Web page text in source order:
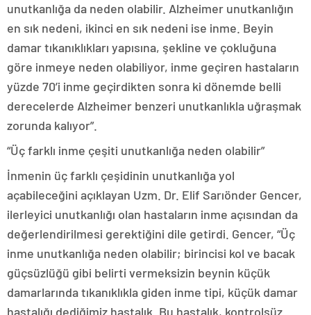
unutkanlığa da neden olabilir. Alzheimer unutkanlığın
en sık nedeni, ikinci en sık nedeni ise inme. Beyin
damar tıkanıklıkları yapısına, şekline ve çokluğuna
göre inmeye neden olabiliyor, inme geçiren hastaların
yüzde 70’i inme geçirdikten sonra ki dönemde belli
derecelerde Alzheimer benzeri unutkanlıkla uğraşmak
zorunda kalıyor”.
“Üç farklı inme çeşiti unutkanlığa neden olabilir”
İnmenin üç farklı çeşidinin unutkanlığa yol
açabileceğini açıklayan Uzm. Dr. Elif Sarıönder Gencer,
ilerleyici unutkanlığı olan hastaların inme açısından da
değerlendirilmesi gerektiğini dile getirdi. Gencer, “Üç
inme unutkanlığa neden olabilir; birincisi kol ve bacak
güçsüzlüğü gibi belirti vermeksizin beynin küçük
damarlarında tıkanıklıkla giden inme tipi, küçük damar
hastalığı dediğimiz hastalık. Bu hastalık, kontrolsüz